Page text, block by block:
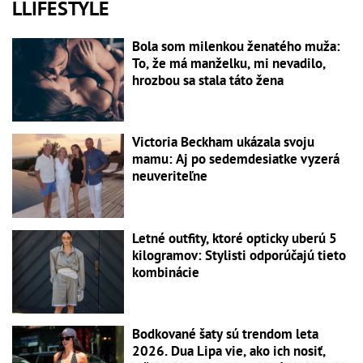
LLIFESTYLE
Bola som milenkou ženatého muža:
To, že má manželku, mi nevadilo,
hrozbou sa stala táto žena
Victoria Beckham ukázala svoju
mamu: Aj po sedemdesiatke vyzerá
neuveriteľne
Letné outfity, ktoré opticky uberú 5
kilogramov: Stylisti odporúčajú tieto
kombinácie
Bodkované šaty sú trendom leta
2026. Dua Lipa vie, ako ich nosiť,